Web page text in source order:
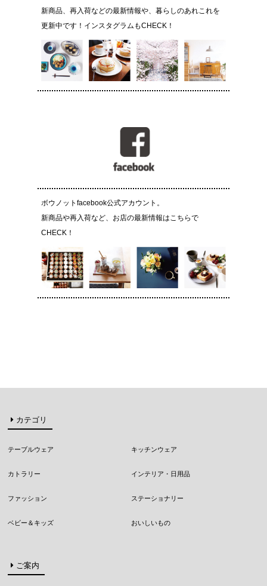
新商品、再入荷などの最新情報や、暮らしのあれこれを
更新中です！インスタグラムもCHECK！
ボウノットfacebook公式アカウント。
新商品や再入荷など、お店の最新情報はこちらで
CHECK！
カテゴリ
テーブルウェア キッチンウェア
カトラリー インテリア・日用品
ファッション ステーショナリー
ベビー＆キッズ おいしいもの
ご案内